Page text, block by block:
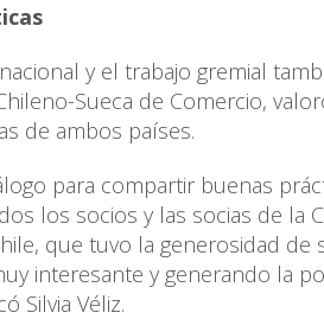
y el trabajo gremial
Sueca de Comercio,
de ambos países.
para compartir buenas
los socios y las socias de la
que tuvo la generosidad
interesante y generando la
Silvia Véliz.